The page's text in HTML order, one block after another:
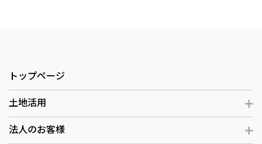
トップページ
土地活用
法人のお客様